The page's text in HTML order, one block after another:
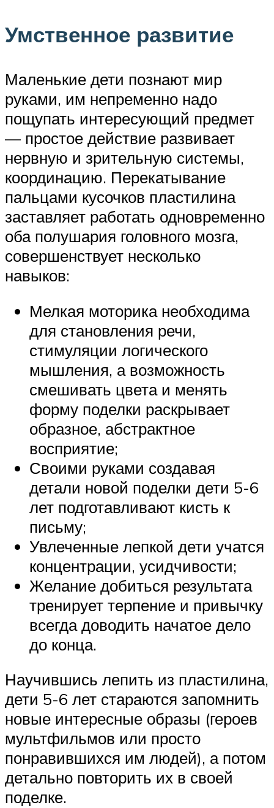
Умственное развитие
Маленькие дети познают мир
руками, им непременно надо
пощупать интересующий предмет
— простое действие развивает
нервную и зрительную системы,
координацию. Перекатывание
пальцами кусочков пластилина
заставляет работать одновременно
оба полушария головного мозга,
совершенствует несколько
навыков:
Мелкая моторика необходима
для становления речи,
стимуляции логического
мышления, а возможность
смешивать цвета и менять
форму поделки раскрывает
образное, абстрактное
восприятие;
Своими руками создавая
детали новой поделки дети 5-6
лет подготавливают кисть к
письму;
Увлеченные лепкой дети учатся
концентрации, усидчивости;
Желание добиться результата
тренирует терпение и привычку
всегда доводить начатое дело
до конца.
Научившись лепить из пластилина,
дети 5-6 лет стараются запомнить
новые интересные образы (героев
мультфильмов или просто
понравившихся им людей), а потом
детально повторить их в своей
поделке.